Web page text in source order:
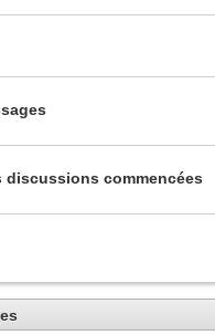
discussions commencées